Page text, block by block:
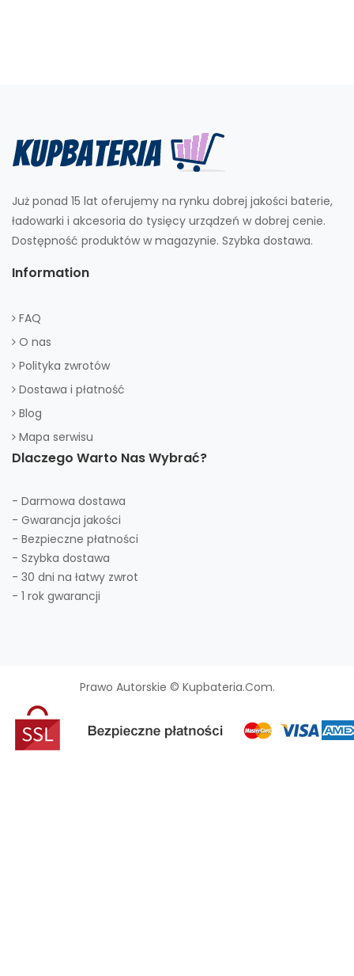
Już ponad 15 lat oferujemy na rynku dobrej jakości baterie,
ładowarki i akcesoria do tysięcy urządzeń w dobrej cenie.
Dostępność produktów w magazynie. Szybka dostawa.
Information
FAQ
O nas
Polityka zwrotów
Dostawa i płatność
Blog
Mapa serwisu
Dlaczego Warto Nas Wybrać?
- Darmowa dostawa
- Gwarancja jakości
- Bezpieczne płatności
- Szybka dostawa
- 30 dni na łatwy zwrot
- 1 rok gwarancji
Prawo Autorskie © Kupbateria.com.